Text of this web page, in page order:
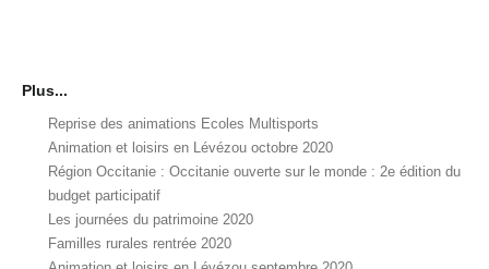
Plus...
Reprise des animations Ecoles Multisports
Animation et loisirs en Lévézou octobre 2020
Région Occitanie : Occitanie ouverte sur le monde : 2e édition du
budget participatif
Les journées du patrimoine 2020
Familles rurales rentrée 2020